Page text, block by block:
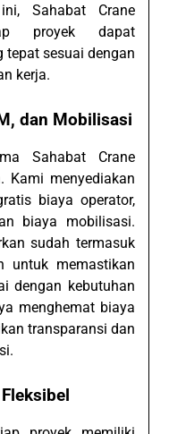
Sahabat Crane
proyek dapat
tepat sesuai dengan
kerja.
dan Mobilisasi
Sahabat Crane
Kami menyediakan
biaya operator,
biaya mobilisasi.
sudah termasuk
untuk memastikan
dengan kebutuhan
menghemat biaya
transparansi dan